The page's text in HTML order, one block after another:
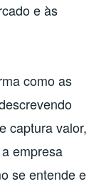
e às
como as
captura valor,
empresa
se entende e